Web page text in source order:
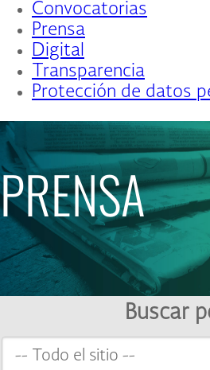
Convocatorias
Prensa
Digital
Transparencia
Protección de datos
PRENSA
Buscar